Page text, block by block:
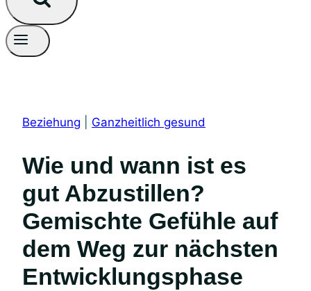
Beziehung Ganzheitlich gesund
Wie und wann ist es
gut Abzustillen?
Gemischte Gefühle auf
dem Weg zur nächsten
Entwicklungsphase